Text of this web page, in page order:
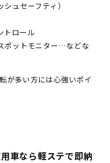
ュセーフティ）
トロール
ポットモニター…などな
が多い方には心強いポイ
車なら軽ステで即納